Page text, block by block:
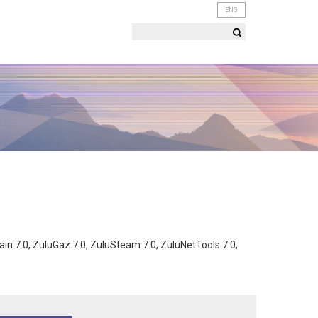
ENG
7.0, ZuluGaz 7.0, ZuluSteam 7.0, ZuluNetTools 7.0,